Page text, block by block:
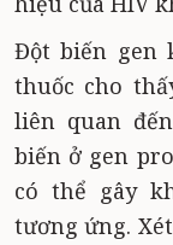
Đột biến gen
thuốc cho
liên quan
biến ở gen
có thể gây
tương ứng.